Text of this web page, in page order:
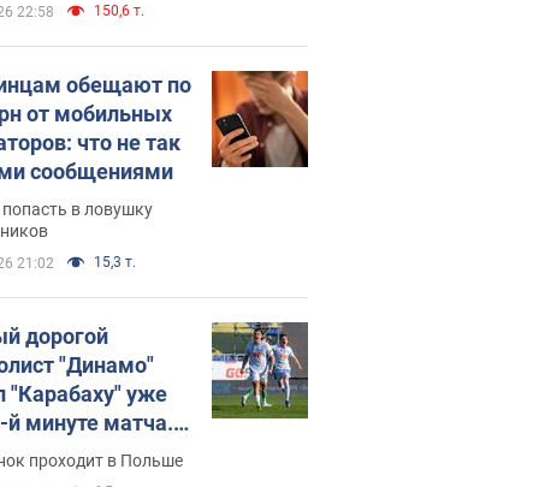
22:58 150,6 т.
обещают по
от мобильных
что не так
сообщениями
попасть в ловушку
21:02 15,3 т.
дорогой
"Динамо"
"Карабаху" уже
й минуте матча.
проходит в Польше